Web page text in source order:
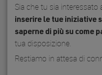
Sia che tu sia interessato
inserire le tue iniziative
saperne di più su come
tua disposizione.
Restiamo in attesa di